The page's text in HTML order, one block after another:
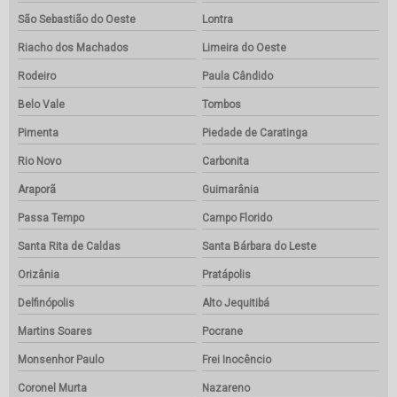
São Sebastião do Oeste Lontra
Riacho dos Machados Limeira do Oeste
Rodeiro Paula Cândido
Belo Vale Tombos
Pimenta Piedade de Caratinga
Rio Novo Carbonita
Araporã Guimarânia
Passa Tempo Campo Florido
Santa Rita de Caldas Santa Bárbara do Leste
Orizânia Pratápolis
Delfinópolis Alto Jequitibá
Martins Soares Pocrane
Monsenhor Paulo Frei Inocêncio
Coronel Murta Nazareno